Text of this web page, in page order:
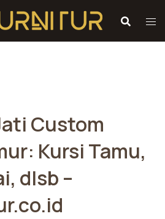
Custom
Kursi Tamu,
dlsb –